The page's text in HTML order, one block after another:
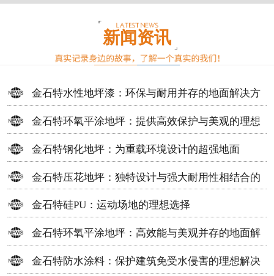
新闻资讯
金石特水性地坪漆：环保与耐用并存的地面解决方
案
金石特环氧平涂地坪：提供高效保护与美观的理想
选择
金石特钢化地坪：为重载环境设计的超强地面
金石特压花地坪：独特设计与强大耐用性相结合的
地面材料
金石特硅PU：运动场地的理想选择
金石特环氧平涂地坪：高效能与美观并存的地面解
决方案
金石特防水涂料：保护建筑免受水侵害的理想解决